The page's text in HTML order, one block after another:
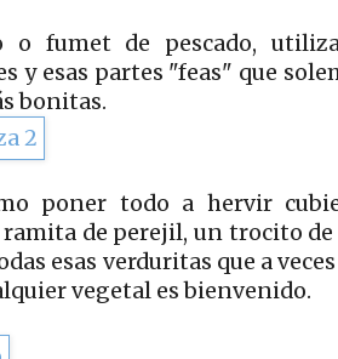
fumet de pescado,
y esas partes "feas" que
bonitas.
poner todo a hervir
de perejil, un trocito de
esas verduritas que a
vegetal es bienvenido.